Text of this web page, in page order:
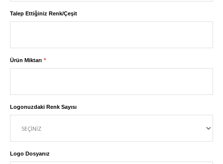
Talep Ettiğiniz Renk/Çeşit
Ürün Miktarı
Logonuzdaki Renk Sayısı
Logo Dosyanız